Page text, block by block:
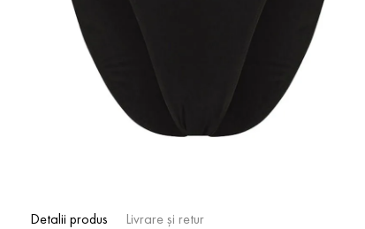
Detalii produs Livrare și retur